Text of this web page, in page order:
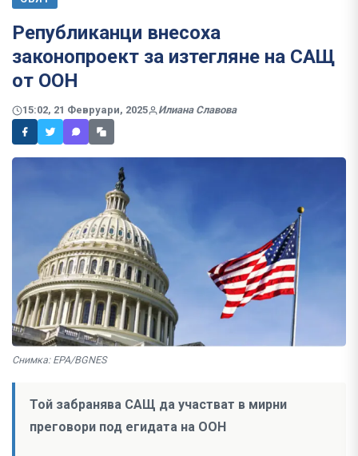
Републиканци внесоха
законопроект за изтегляне на САЩ
от ООН
15:02, 21 Февруари, 2025 Илиана Славова
Снимка: EPA/BGNES
Той забранява САЩ да участват в мирни
преговори под егидата на ООН